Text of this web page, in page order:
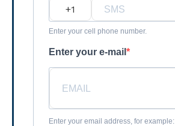
Enter your cell phone number.
Enter your e-mail
Enter your email address, for example: